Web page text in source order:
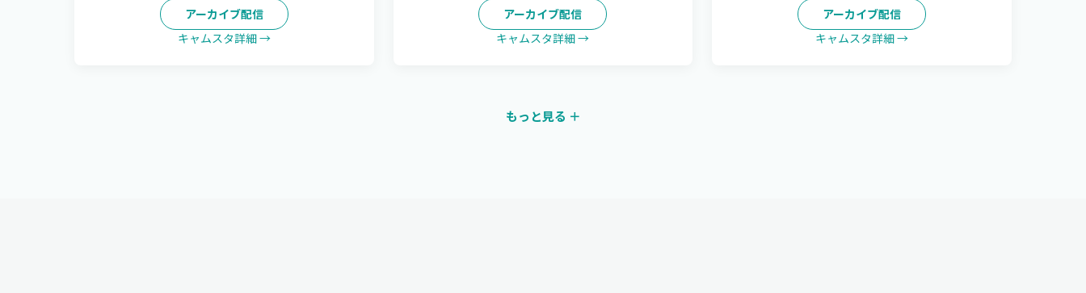
アーカイブ配信
キャムスタ詳細 →
アーカイブ配信
キャムスタ詳細 →
アーカイブ配信
キャムスタ詳細 →
もっと見る ＋